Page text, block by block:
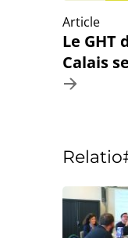
Article
Le GHT
Calais